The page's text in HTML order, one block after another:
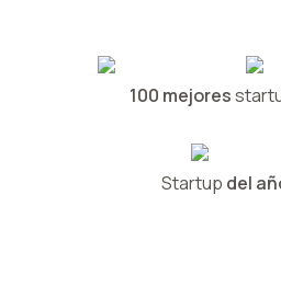
100 mejores
Startup del